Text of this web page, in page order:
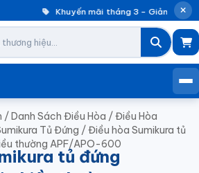
Khuyến mãi tháng 3 – Giảm đến
/Danh Sách Điều Hòa /Điều Hòa
Tủ Đứng /Điều hòa Sumikura tủ
thường APF/APO-600
tủ đứng